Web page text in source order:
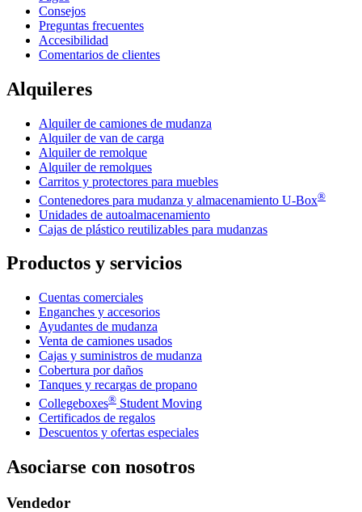
Consejos
Preguntas frecuentes
Accesibilidad
Comentarios de clientes
Alquileres
Alquiler de camiones de mudanza
Alquiler de van de carga
Alquiler de remolque
Alquiler de remolques
Carritos y protectores para muebles
Contenedores para mudanza y almacenamiento U-Box®
Unidades de autoalmacenamiento
Cajas de plástico reutilizables para mudanzas
Productos y servicios
Cuentas comerciales
Enganches y accesorios
Ayudantes de mudanza
Venta de camiones usados
Cajas y suministros de mudanza
Cobertura por daños
Tanques y recargas de propano
Collegeboxes® Student Moving
Certificados de regalos
Descuentos y ofertas especiales
Asociarse con nosotros
Vendedor